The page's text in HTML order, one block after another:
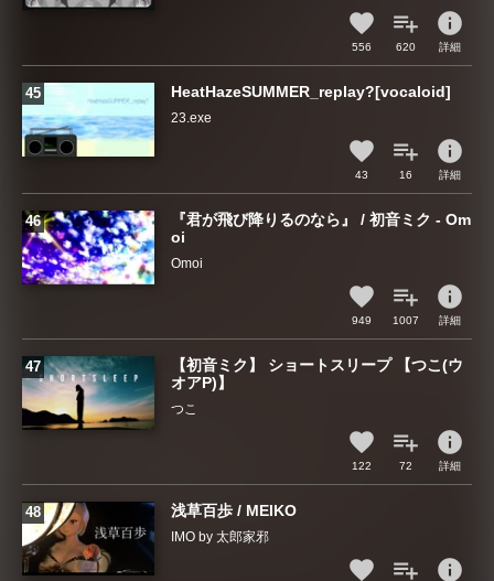
556 620
info
詳細
HeatHazeSUMMER_replay?[vocaloid]
23.exe
43 16
info
詳細
『君が飛び降りるのなら』 / 初音ミク - Om
oi
Omoi
949 1007
info
詳細
【初音ミク】 ショートスリープ 【つこ(ウ
オアP)】
つこ
122 72
info
詳細
浅草百歩 / MEIKO
IMO by 太郎家邪
info